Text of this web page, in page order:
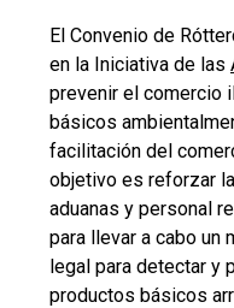
El Convenio de
en la Iniciativa de las
prevenir el comercio
básicos
facilitación del
objetivo es reforzar
aduanas y personal
para llevar a cabo un
legal para detectar y
productos básicos